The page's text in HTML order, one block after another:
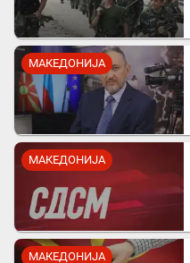
МАКЕДОНИЈА
МАКЕДОНИЈА
МАКЕДОНИЈА